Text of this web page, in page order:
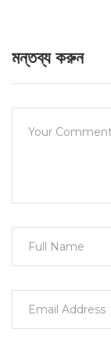
মন্তব্য করুন